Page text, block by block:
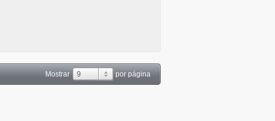
Mostrar 9 por página